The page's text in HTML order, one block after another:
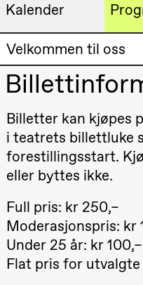
Kalender
Torsdag 20. august
Roll og
Mohamed
Male
Fantasies
Lille scene
teater)
Fredag 21. august
19.00
Pia Maria
Roll og
Mohamed
Mohamed
Fantasies
Kunstnerisk
program
Velkommen til oss
Billetter kan kjøpes
i teatrets billettluke
forestillingsstart.
eller byttes ikke.
Full pris: kr 250,–
Moderasjonspris: kr
Under 25 år: kr 100,–
Flat pris for